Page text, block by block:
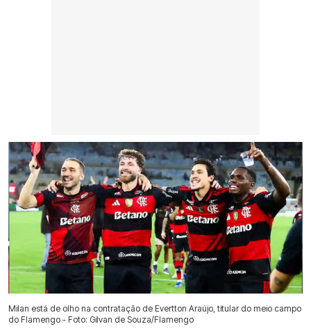
Milan está de olho na contratação de Evertton Araújo, titular do meio campo
do Flamengo - Foto: Gilvan de Souza/Flamengo